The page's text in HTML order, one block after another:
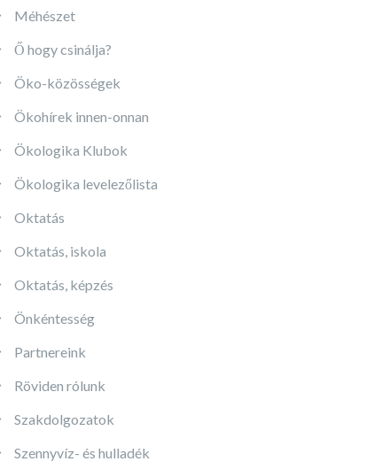
Méhészet
Ő hogy csinálja?
Öko-közösségek
Ökohírek innen-onnan
Ökologika Klubok
Ökologika levelezőlista
Oktatás
Oktatás, iskola
Oktatás, képzés
Önkéntesség
Partnereink
Röviden rólunk
Szakdolgozatok
Szennyvíz- és hulladék